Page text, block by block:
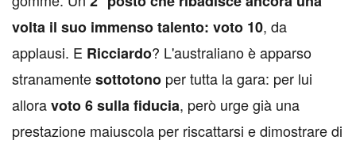
volta il suo immenso talento: voto 10, da
applausi. E Ricciardo? L'australiano è apparso
stranamentesottotono per tutta la gara: per lui
alloravoto 6 sulla fiducia, però urge già una
prestazione maiuscola per riscattarsi e dimostrare di